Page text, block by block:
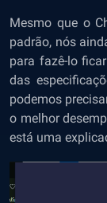
Mesmo que o
padrão, nós
para fazê-lo
das
podemos
o melhor
está uma